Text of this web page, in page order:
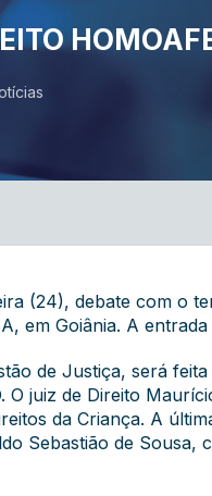
(24), debate com o
em Goiânia. A
de Justiça, será
O juiz de Direito
da Criança. A
Sebastião de Sousa,